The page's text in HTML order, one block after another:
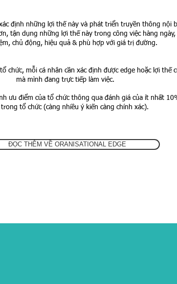
định những lợi thế này và phát triển truyền thông nội
tận dụng những lợi thế này trong công việc hàng
chủ động, hiệu quả & phù hợp với giá trị đường.
chức, mỗi cá nhân cần xác định được edge hoặc lợi thế
mà mình đang trực tiếp làm việc.
ưu điểm của tổ chức thông qua đánh giá của ít nhất
tổ chức (càng nhiều ý kiến càng chính xác).
ĐỌC THÊM VỀ ORANISATIONAL EDGE